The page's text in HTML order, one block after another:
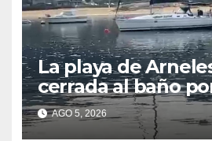
La playa de
cerrada al baño
contaminación
detectarse restos
AGO 5, 2026